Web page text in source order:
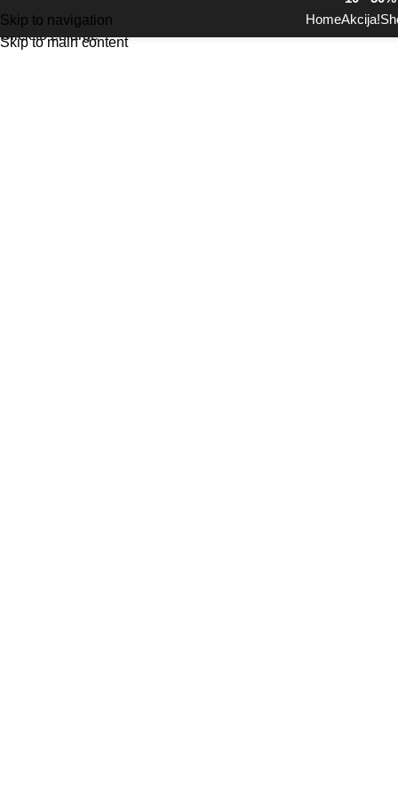
Skip to navigation
Skip to main content
HomeAkcija!
Click to enlarge